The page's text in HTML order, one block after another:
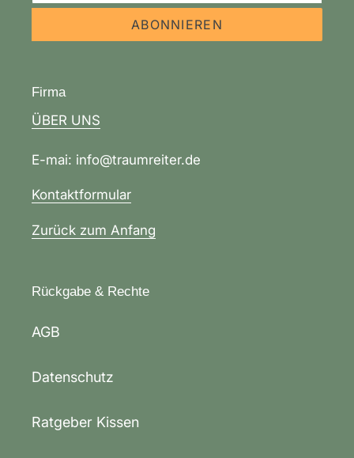
ABONNIEREN
Firma
ÜBER UNS
E-mai: info@traumreiter.de
Kontaktformular
Zurück zum Anfang
Rückgabe & Rechte
AGB
Datenschutz
Ratgeber Kissen